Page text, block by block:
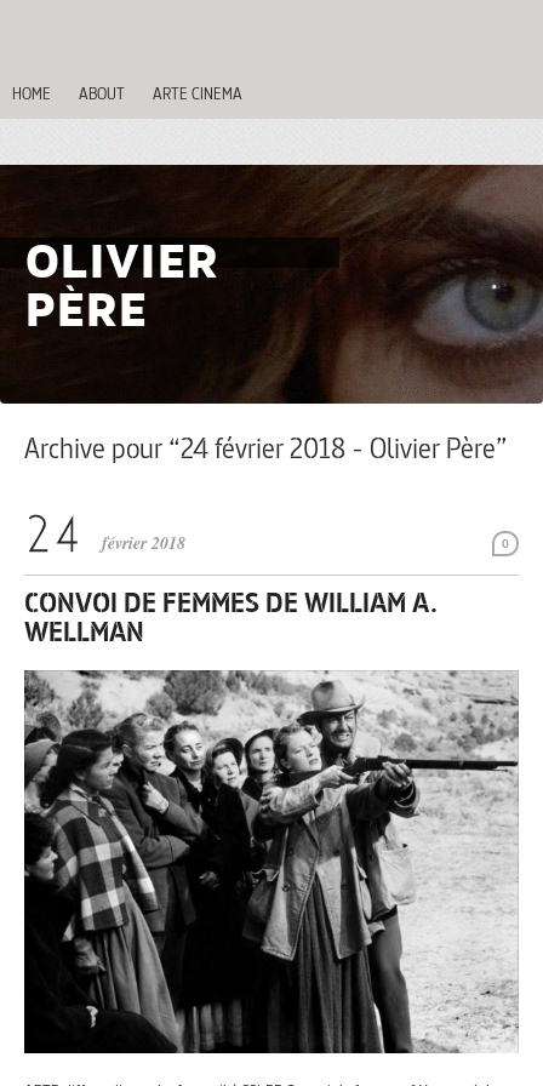
HOME ABOUT ARTE CINEMA
OLIVIER
PÈRE
Archive pour “24 février 2018 - Olivier Père”
0
février 2018
CONVOI DE FEMMES DE WILLIAM A.
WELLMAN